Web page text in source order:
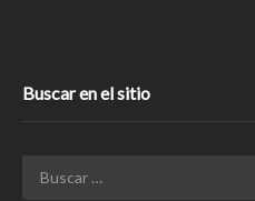
Buscar en el sitio